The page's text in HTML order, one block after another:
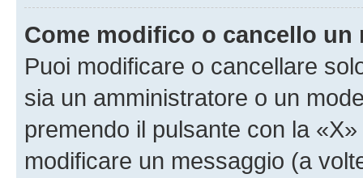
Come modifico o cancello un
Puoi modificare o cancellare
sia un amministratore o un
premendo il pulsante con la
modificare un messaggio (a